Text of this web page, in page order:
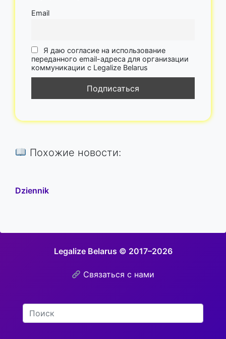
Email
Я даю согласие на использование
переданного email-адреса для организации
коммуникации с Legalize Belarus
Похожие новости:
Dziennik
Legalize Belarus © 2017–2026
Связаться с нами